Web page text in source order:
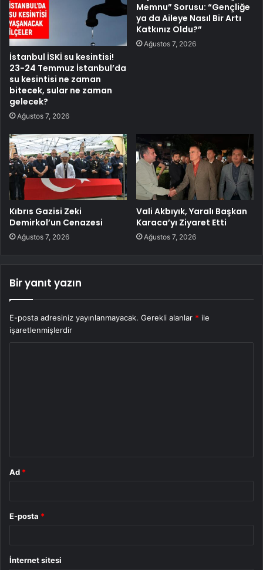
İstanbul İSKİ su kesintisi!
23-24 Temmuz İstanbul’da
su kesintisi ne zaman
bitecek, sular ne zaman
gelecek?
Ağustos 7, 2026
Memnu” Sorusu: “Gençliğe
ya da Aileye Nasıl Bir Artı
Katkınız Oldu?”
Ağustos 7, 2026
Kıbrıs Gazisi Zeki
Demirkol’un Cenazesi
Ağustos 7, 2026
Vali Akbıyık, Yaralı Başkan
Karaca’yı Ziyaret Etti
Ağustos 7, 2026
Bir yanıt yazın
E-posta adresiniz yayınlanmayacak. Gerekli alanlar * ile
işaretlenmişlerdir
Ad *
E-posta *
İnternet sitesi